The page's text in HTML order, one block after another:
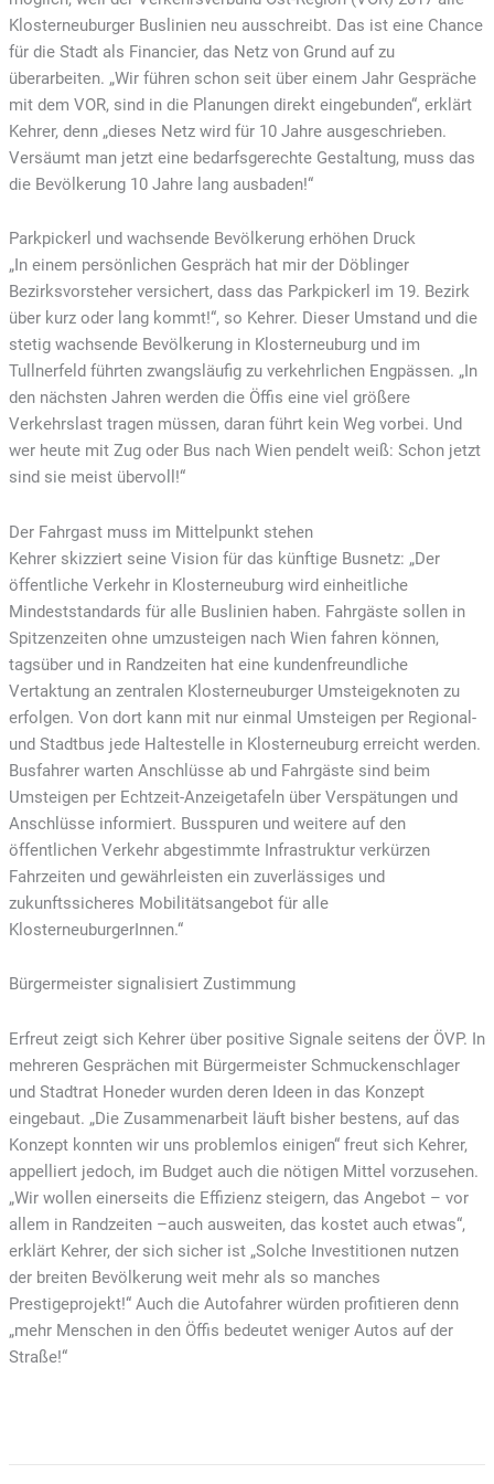
Klosterneuburger Buslinien neu ausschreibt. Das ist eine Chance
für die Stadt als Financier, das Netz von Grund auf zu
überarbeiten. „Wir führen schon seit über einem Jahr Gespräche
mit dem VOR, sind in die Planungen direkt eingebunden“, erklärt
Kehrer, denn „dieses Netz wird für 10 Jahre ausgeschrieben.
Versäumt man jetzt eine bedarfsgerechte Gestaltung, muss das
die Bevölkerung 10 Jahre lang ausbaden!“
Parkpickerl und wachsende Bevölkerung erhöhen Druck
„In einem persönlichen Gespräch hat mir der Döblinger
Bezirksvorsteher versichert, dass das Parkpickerl im 19. Bezirk
über kurz oder lang kommt!“, so Kehrer. Dieser Umstand und die
stetig wachsende Bevölkerung in Klosterneuburg und im
Tullnerfeld führten zwangsläufig zu verkehrlichen Engpässen. „In
den nächsten Jahren werden die Öffis eine viel größere
Verkehrslast tragen müssen, daran führt kein Weg vorbei. Und
wer heute mit Zug oder Bus nach Wien pendelt weiß: Schon jetzt
sind sie meist übervoll!“
Der Fahrgast muss im Mittelpunkt stehen
Kehrer skizziert seine Vision für das künftige Busnetz: „Der
öffentliche Verkehr in Klosterneuburg wird einheitliche
Mindeststandards für alle Buslinien haben. Fahrgäste sollen in
Spitzenzeiten ohne umzusteigen nach Wien fahren können,
tagsüber und in Randzeiten hat eine kundenfreundliche
Vertaktung an zentralen Klosterneuburger Umsteigeknoten zu
erfolgen. Von dort kann mit nur einmal Umsteigen per Regional-
und Stadtbus jede Haltestelle in Klosterneuburg erreicht werden.
Busfahrer warten Anschlüsse ab und Fahrgäste sind beim
Umsteigen per Echtzeit-Anzeigetafeln über Verspätungen und
Anschlüsse informiert. Busspuren und weitere auf den
öffentlichen Verkehr abgestimmte Infrastruktur verkürzen
Fahrzeiten und gewährleisten ein zuverlässiges und
zukunftssicheres Mobilitätsangebot für alle
KlosterneuburgerInnen.“
Bürgermeister signalisiert Zustimmung
Erfreut zeigt sich Kehrer über positive Signale seitens der ÖVP. In
mehreren Gesprächen mit Bürgermeister Schmuckenschlager
und Stadtrat Honeder wurden deren Ideen in das Konzept
eingebaut. „Die Zusammenarbeit läuft bisher bestens, auf das
Konzept konnten wir uns problemlos einigen“ freut sich Kehrer,
appelliert jedoch, im Budget auch die nötigen Mittel vorzusehen.
„Wir wollen einerseits die Effizienz steigern, das Angebot – vor
allem in Randzeiten –auch ausweiten, das kostet auch etwas“,
erklärt Kehrer, der sich sicher ist „Solche Investitionen nutzen
der breiten Bevölkerung weit mehr als so manches
Prestigeprojekt!“ Auch die Autofahrer würden profitieren denn
„mehr Menschen in den Öffis bedeutet weniger Autos auf der
Straße!“